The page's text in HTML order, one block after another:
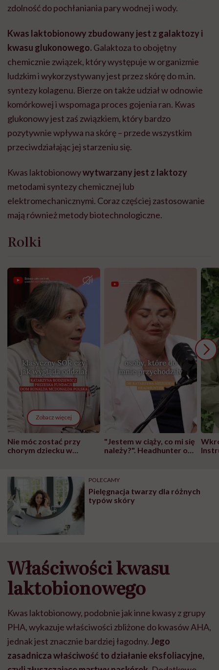
zdolność do pochłaniania pary wodnej i wody.
Kwas laktobionowy zbudowany jest z galaktozy i
kwasu glukonowego. Galaktoza to obojętny
chemicznie związek, który występuje w organizmie
ludzkim iwykorzystywany jest przez skórę do m.in.
syntezy kolagenu. Bierze on także udział w odnowie
komórkowej i wspomaga proces gojenia ran. Kwas
glukonowy jest zaś związkiem, który bardzo
pozytywnie wpływa na skórę – przede wszystkim
przeciwdziałając jej starzeniu się.
Kwas laktobionowywytwarzany jest z laktozy
metodami syntezy chemicznej lub
elektromechanicznymi. Coraz częściej zastosowanie
mają również metody biotechnologiczne.
Rolki
Zobacz więcej
Nie móc zostać przy
chorym dziecku w
może chyba tylko
głupota i brak
wyobraźni"
"Jestem w ciąży, co mi się
należy?". Headhunter o
pracy
POLECAMY
Pielęgnacja twarzy dla różnych
typów skóry
Właściwości kwasu
laktobionowego
Kwas laktobionowy, podobnie jak inne kwasy z grupy
PHA, wykazuje właściwości zbliżone do kwasów AHA,
jednak jest znacznie bardziej łagodny.Jego
zasadnicza właściwość to działanie eksfoliacyjne,